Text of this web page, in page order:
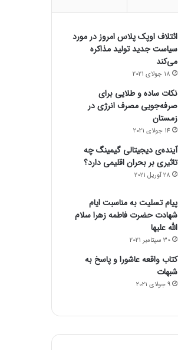
ائتلاف اوپک پلاس امروز در مورد
سیاست جدید تولید مذاکره
می‌کند
18 جولای 2021
نکات ساده و طلایی برای
صرفه‌جویی مصرف انرژی در
زمستان
14 جولای 2021
آینده‌ی دیجیتالی گیمینگ چه
تاثیری بر بحران اقلیمی دارد؟
28 آوریل 2021
پیام تسلیت به مناسبت ایام
شهادت حضرت فاطمه زهرا سلام
الله علیها
30 سپتامبر 2021
کتاب واقعه عاشورا و پاسخ به
شبهات
9 جولای 2021